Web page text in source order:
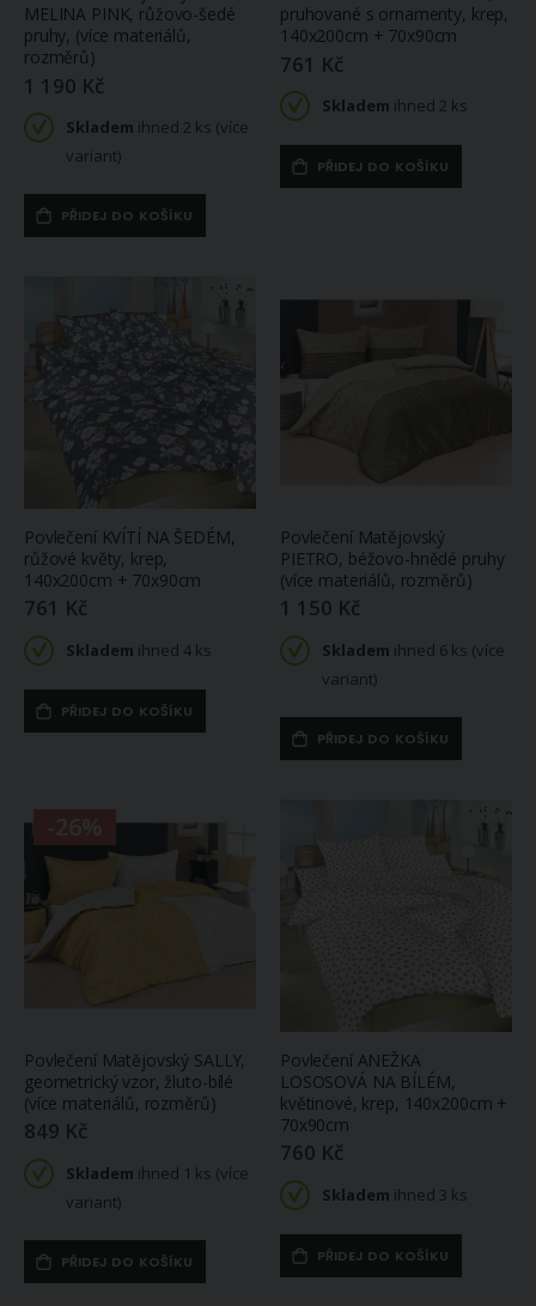
MELINA PINK, růžovo-šedé
pruhy, (více materiálů,
rozměrů)
1 190 Kč
Skladem ihned 2 ks (více
variant)
PŘIDEJ DO KOŠÍKU
pruhované s ornamenty, krep,
140x200cm + 70x90cm
761 Kč
Skladem ihned 2 ks
PŘIDEJ DO KOŠÍKU
Povlečení KVÍTÍ NA ŠEDÉM,
růžové květy, krep,
140x200cm + 70x90cm
761 Kč
Skladem ihned 4 ks
PŘIDEJ DO KOŠÍKU
Povlečení Matějovský
PIETRO, béžovo-hnědé pruhy
(více materiálů, rozměrů)
1 150 Kč
Skladem ihned 6 ks (více
variant)
PŘIDEJ DO KOŠÍKU
Povlečení Matějovský SALLY,
geometrický vzor, žluto-bílé
(více materiálů, rozměrů)
849 Kč
Skladem ihned 1 ks (více
variant)
PŘIDEJ DO KOŠÍKU
Povlečení ANEŽKA
LOSOSOVÁ NA BÍLÉM,
květinové, krep, 140x200cm +
70x90cm
760 Kč
Skladem ihned 3 ks
PŘIDEJ DO KOŠÍKU